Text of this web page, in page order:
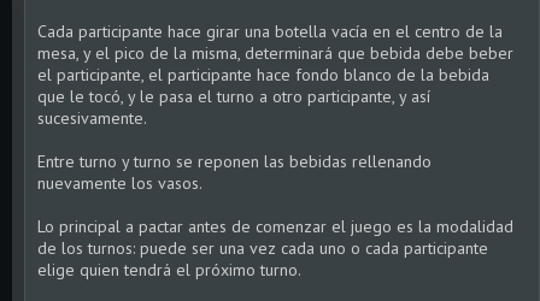
Cada participante hace girar una botella vacía en el centro de la
mesa, y el pico de la misma, determinará que bebida debe beber
el participante, el participante hace fondo blanco de la bebida
que le tocó, y le pasa el turno a otro participante, y así
sucesivamente.
Entre turno y turno se reponen las bebidas rellenando
nuevamente los vasos.
Lo principal a pactar antes de comenzar el juego es la modalidad
de los turnos: puede ser una vez cada uno o cada participante
elige quien tendrá el próximo turno.